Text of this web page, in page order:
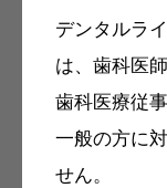
デンタルラ
は、歯科医
歯科医療従
一般の方に
せん。